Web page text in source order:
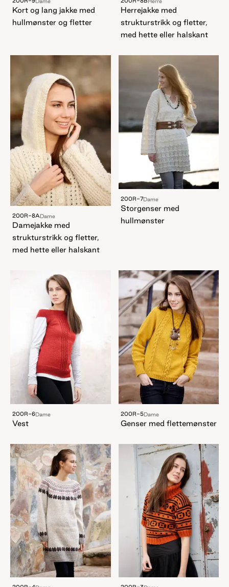
Kort og lang jakke med
hullmønster og fletter
Herrejakke med
strukturstrikk og fletter,
med hette eller halskant
200R-8ADame
Damejakke med
strukturstrikk og fletter,
med hette eller halskant
200R-7Dame
Storgenser med
hullmønster
200R-6Dame
Vest
200R-5Dame
Genser med flettemønster